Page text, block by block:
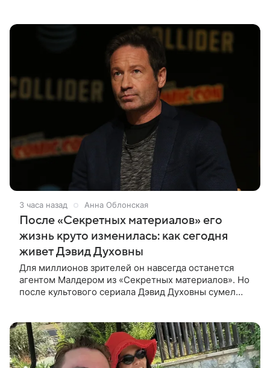
3 часа назад Анна Облонская
После «Секретных материалов» его
жизнь круто изменилась: как сегодня
живет Дэвид Духовны
Для миллионов зрителей он навсегда останется
агентом Малдером из «Секретных материалов». Но
после культового сериала Дэвид Духовны сумел